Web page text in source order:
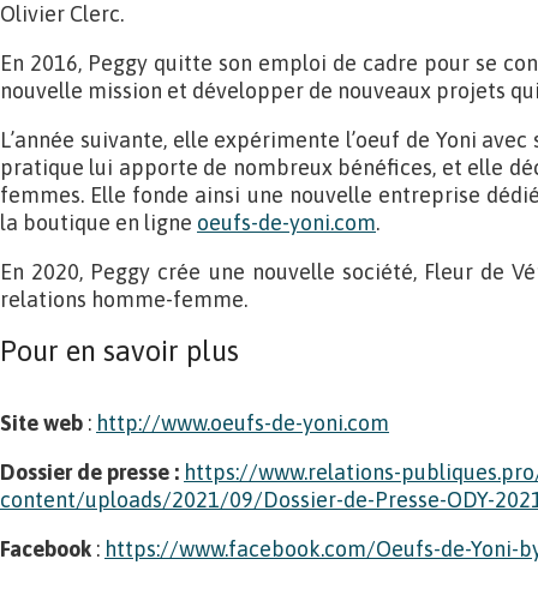
Olivier Clerc.
En 2016, Peggy quitte son emploi de cadre pour se
nouvelle mission et développer de nouveaux projets
L’année suivante, elle expérimente l’oeuf de Yoni
pratique lui apporte de nombreux bénéfices, et elle
femmes. Elle fonde ainsi une nouvelle entreprise
la boutique en ligne oeufs-de-yoni.com.
En 2020, Peggy crée une nouvelle société, Fleur de
relations homme-femme.
Pour en savoir plus
Site web : http://www.oeufs-de-yoni.com
Dossier de presse : https://www.relations-
content/uploads/2021/09/Dossier-de-Presse-ODY-
Facebook : https://www.facebook.com/Oeufs-de-Yoni-